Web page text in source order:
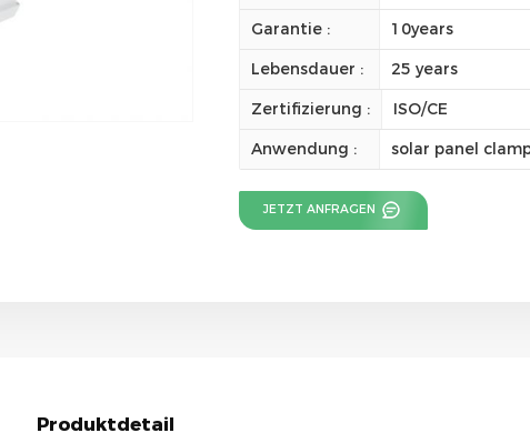
Garantie :
10years
Lebensdauer :
25 years
Zertifizierung :
ISO/CE
Anwendung :
solar panel
JETZT ANFRAGEN
Produktdetail